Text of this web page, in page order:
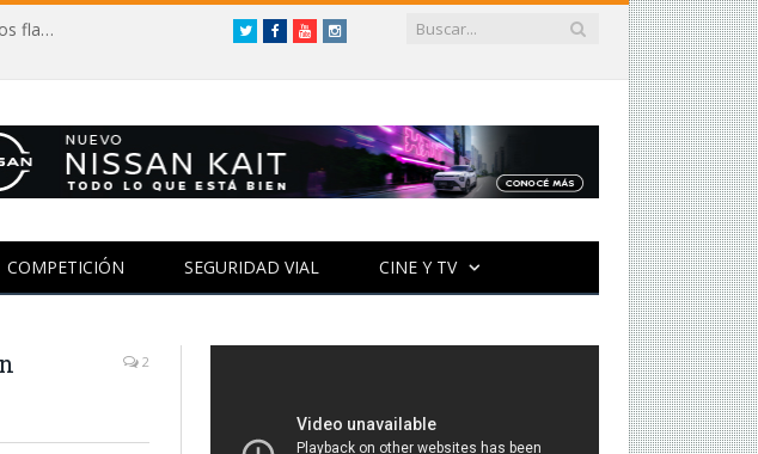
Autos y fútbol: Vozinha llegó a Colo-Colo y Jetour aprovechó los flashes TwitterFacebookYouTubeInstagram
COMPETICIÓN SEGURIDAD VIAL CINE Y TV
2